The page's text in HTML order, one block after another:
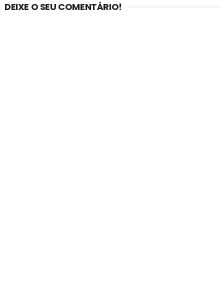
DEIXE O SEU COMENTÁRIO!